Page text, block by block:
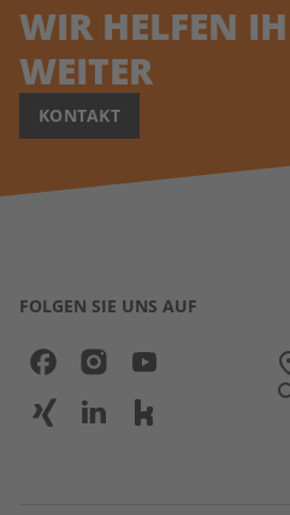
WIR HELFEN
WEITER
KONTAKT
FOLGEN SIE UNS AUF